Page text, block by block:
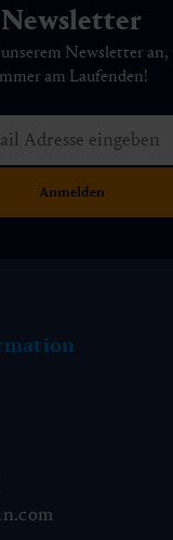
Newsletter
Newsletter an,
am Laufenden!